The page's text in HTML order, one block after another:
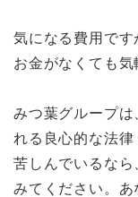
気になる費用で
お金がなくても気
みつ葉グループは
れる良心的な法
苦しんでいるな
みてください。